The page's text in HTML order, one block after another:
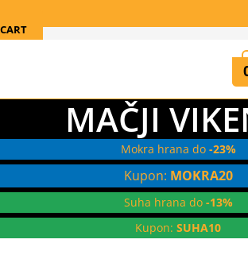
CART
MAČJI
Mokra hrana do -23%
Kupon: MOKRA20
Suha hrana do -13%
Kupon: SUHA10